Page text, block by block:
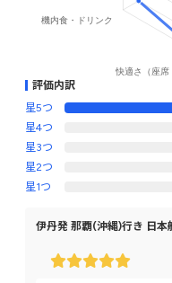
評価内訳
星5つ
星4つ
星3つ
星2つ
星1つ
伊丹発 那覇(沖縄)行き 日本